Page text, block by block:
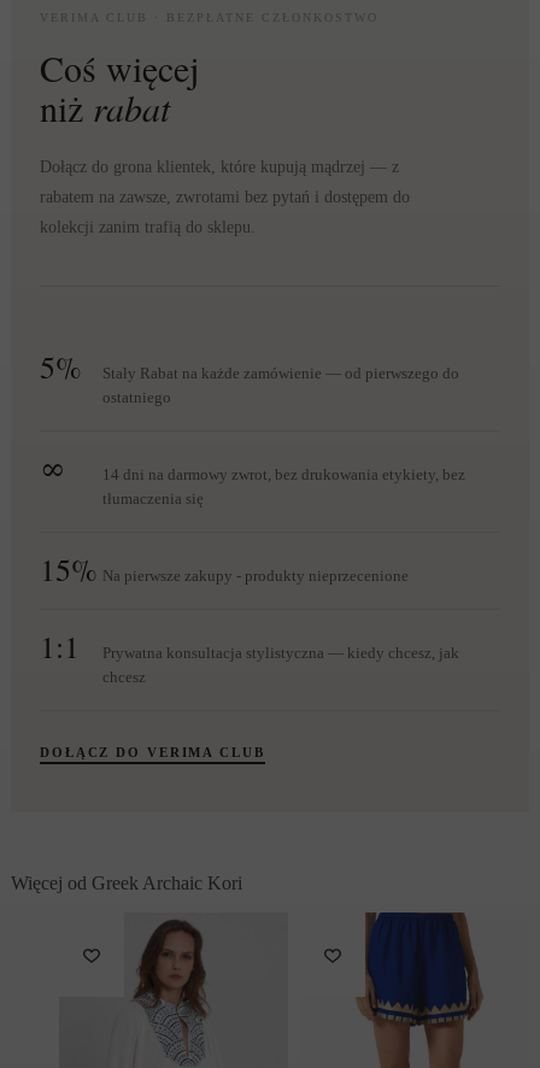
VERIMA CLUB · BEZPŁATNE CZŁONKOSTWO
Coś więcej
niż rabat
Dołącz do grona klientek, które kupują mądrzej — z
rabatem na zawsze, zwrotami bez pytań i dostępem do
kolekcji zanim trafią do sklepu.
5%
Stały Rabat na każde zamówienie — od pierwszego do
ostatniego
∞
14 dni na darmowy zwrot, bez drukowania etykiety, bez
tłumaczenia się
15% Na pierwsze zakupy - produkty nieprzecenione
1:1
Prywatna konsultacja stylistyczna — kiedy chcesz, jak
chcesz
DOŁĄCZ DO VERIMA CLUB
Więcej od Greek Archaic Kori